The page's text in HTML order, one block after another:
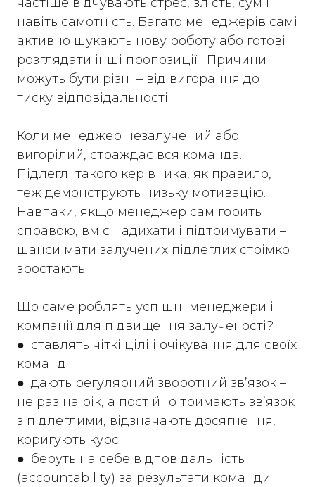
навіть самотність. Багато менеджерів самі
активно шукають нову роботу або готові
розглядати інші пропозиції . Причини
можуть бути різні – від вигорання до
тиску відповідальності.
Коли менеджер незалучений або
вигорілий, страждає вся команда.
Підлеглі такого керівника, як правило,
теж демонструють низьку мотивацію.
Навпаки, якщо менеджер сам горить
справою, вміє надихати і підтримувати –
шанси мати залучених підлеглих стрімко
зростають.
Що саме роблять успішні менеджери і
компанії для підвищення залученості?
● ставлять чіткі цілі і очікування для своїх
команд;
● дають регулярний зворотний зв’язок –
не раз на рік, а постійно тримають зв’язок
з підлеглими, відзначають досягнення,
коригують курс;
● беруть на себе відповідальність
(accountability) за результати команди і